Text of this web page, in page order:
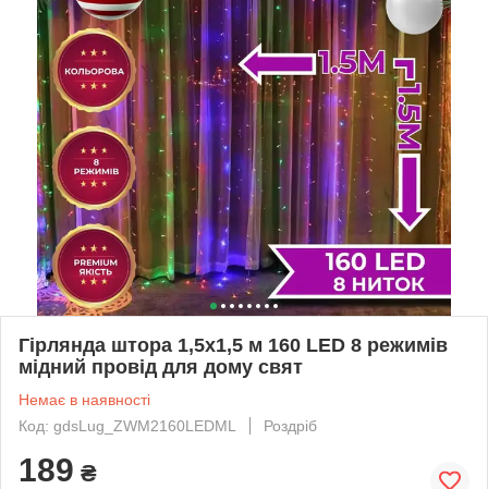
Гірлянда штора 1,5х1,5 м 160 LED 8 режимів
мідний провід для дому свят
Немає в наявності
Код: gdsLug_ZWM2160LEDML
Роздріб
189 ₴